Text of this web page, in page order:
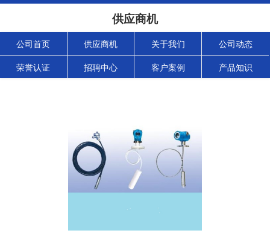
供应商机
公司首页 供应商机 关于我们 公司动态
荣誉认证 招聘中心 客户案例 产品知识